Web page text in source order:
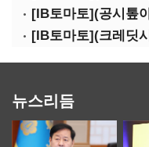
뉴스리듬